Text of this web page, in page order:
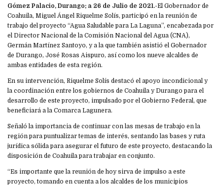
Gómez Palacio, Durango; a 26 de Julio de 2021.-El Gobernador de
Coahuila, Miguel Ángel Riquelme Solís, participó en la reunión de
trabajo del proyecto “Agua Saludable para La Laguna”, encabezada por
el Director Nacional de la Comisión Nacional del Agua (CNA),
Germán Martínez Santoyo, y a la que también asistió el Gobernador
de Durango, José Rosas Aispuro, así como los nueve alcaldes de
ambas entidades de esta región.
En su intervención, Riquelme Solís destacó el apoyo incondicional y
la coordinación entre los gobiernos de Coahuila y Durango para el
desarrollo de este proyecto, impulsado por el Gobierno Federal, que
beneficiará a la Comarca Lagunera.
Señaló la importancia de continuar con las mesas de trabajo en la
región para puntualizar temas de interés, sentando las bases y ruta
jurídica sólida para asegurar el futuro de este proyecto, destacando la
disposición de Coahuila para trabajar en conjunto.
“Es importante que la reunión de hoy sirva de impulso a este
proyecto, tomando en cuenta a los alcaldes de los municipios